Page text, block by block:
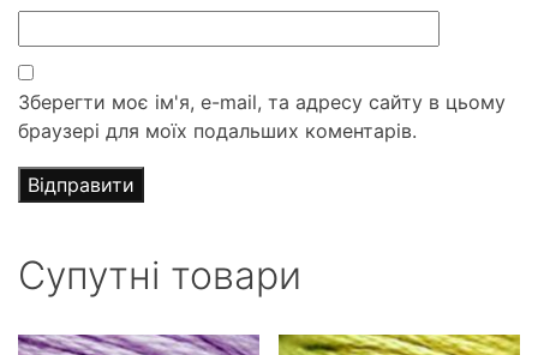
Зберегти моє ім'я, e-mail, та адресу сайту в цьому
браузері для моїх подальших коментарів.
Супутні товари